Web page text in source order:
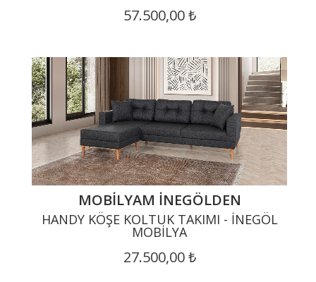
57.500,00 ₺
MOBILYAM İNEGÖLDEN
HANDY KÖŞE KOLTUK TAKIMI - İNEGÖL
MOBILYA
27.500,00 ₺